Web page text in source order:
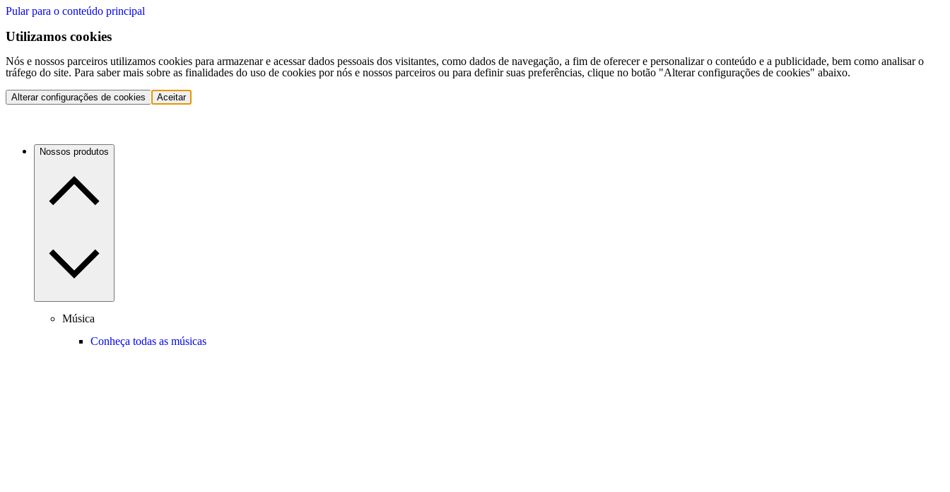
Pular para o conteúdo principal
Utilizamos cookies
Nós e nossos parceiros utilizamos cookies para armazenar e acessar dados pessoais dos visitantes, como dados de navegação, a fim de oferecer e personalizar o conteúdo e a publicidade, bem como analisar o
tráfego do site. Para saber mais sobre as finalidades do uso de cookies por nós e nossos parceiros ou para definir suas preferências, clique no botão "Alterar configurações de cookies" abaixo.
Alterar configurações de cookies Aceitar
Nossos produtos
Música
Conheça todas as músicas